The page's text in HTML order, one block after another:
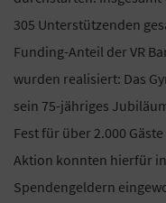
305 Unterstützenden
Funding-Anteil der VR
wurden realisiert: Das
sein 75-jähriges
Fest für über 2.000
Aktion konnten hierfür
Spendengeldern